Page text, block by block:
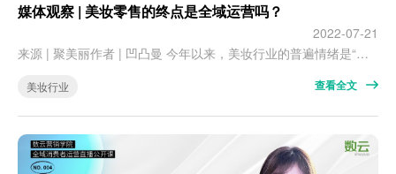
媒体观察 | 美妆零售的终点是全域运营吗？
2022-07-21
来源 | 聚美丽作者 | 凹凸曼 今年以来，美妆行业的普遍情绪是“做品牌太难了”。发出这种无奈感叹的，除了一直腹背受敌的传统国货，也包括近几年表现出强大生命力的新锐品牌。外部不确定因素增加包括疫情影响、原料成本激增以及同质化竞争白热化等，让美妆行业名副其实地“卷起来”。 流量≠增长，流量逐渐变为留量 聚美丽在之前发布的《2022行业半年报：中国化妆品趋势洞察》一文中提到：2022年，不少品…
美妆行业 查看全文